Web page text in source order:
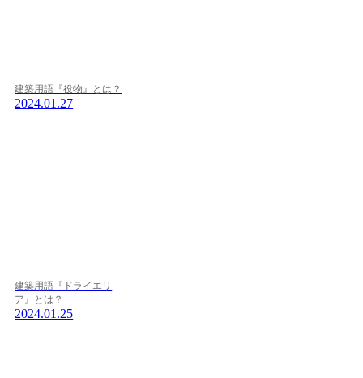
建築用語『役物』とは？
2024.01.27
建築用語『ドライエリ
ア』とは？
2024.01.25